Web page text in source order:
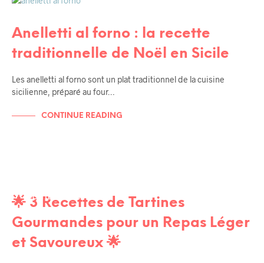
Anelletti al forno : la recette
traditionnelle de Noël en Sicile
Les anelletti al forno sont un plat traditionnel de la cuisine
sicilienne, préparé au four…
CONTINUE READING
RECETTES HYPER RAPIDE
🌟 3 Recettes de Tartines
Gourmandes pour un Repas Léger
et Savoureux 🌟